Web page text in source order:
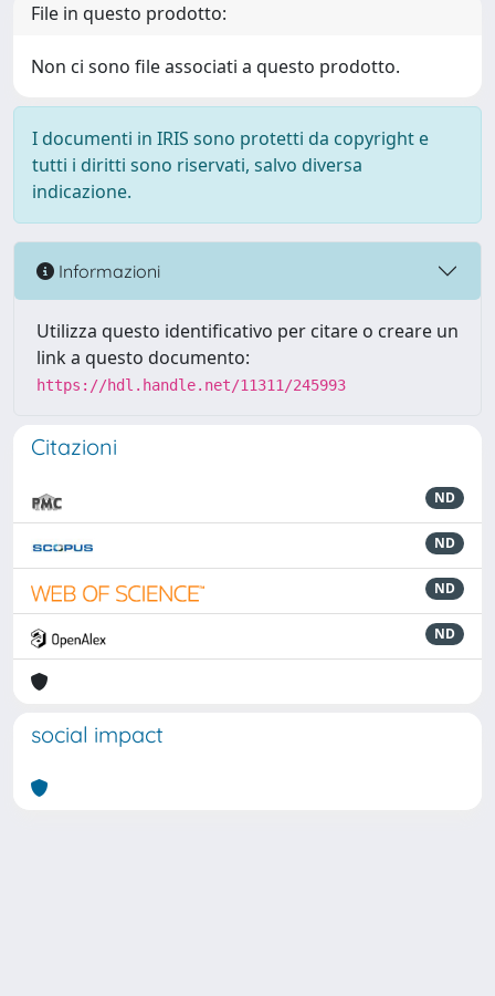
File in questo prodotto:
Non ci sono file associati a questo prodotto.
I documenti in IRIS sono protetti da copyright e
tutti i diritti sono riservati, salvo diversa
indicazione.
Informazioni
Utilizza questo identificativo per citare o creare un
link a questo documento:
https://hdl.handle.net/11311/245993
Citazioni
ND
ND
ND
ND
social impact